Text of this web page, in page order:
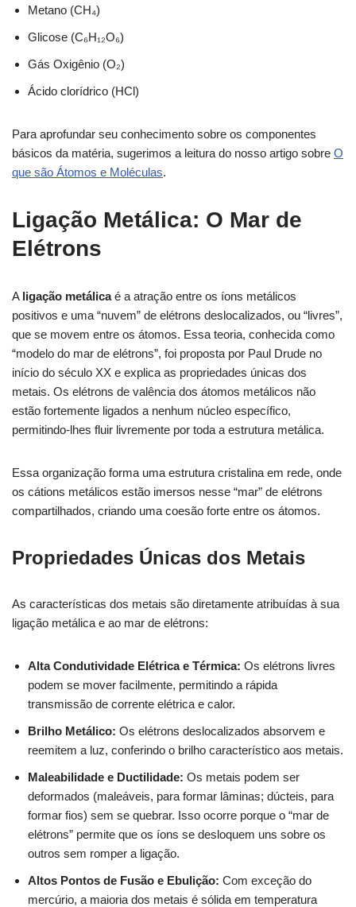
Metano (CH₄)
Glicose (C₆H₁₂O₆)
Gás Oxigênio (O₂)
Ácido clorídrico (HCl)
Para aprofundar seu conhecimento sobre os componentes
básicos da matéria, sugerimos a leitura do nosso artigo sobre O
que são Átomos e Moléculas.
Ligação Metálica: O Mar de
Elétrons
A ligação metálicaé a atração entre os íons metálicos
positivos e uma “nuvem” de elétrons deslocalizados, ou “livres”,
que se movem entre os átomos. Essa teoria, conhecida como
“modelo do mar de elétrons”, foi proposta por Paul Drude no
início do século XX e explica as propriedades únicas dos
metais. Os elétrons de valência dos átomos metálicos não
estão fortemente ligados a nenhum núcleo específico,
permitindo-lhes fluir livremente por toda a estrutura metálica.
Essa organização forma uma estrutura cristalina em rede, onde
os cátions metálicos estão imersos nesse “mar” de elétrons
compartilhados, criando uma coesão forte entre os átomos.
Propriedades Únicas dos Metais
As características dos metais são diretamente atribuídas à sua
ligação metálica e ao mar de elétrons:
Alta Condutividade Elétrica e Térmica: Os elétrons livres
podem se mover facilmente, permitindo a rápida
transmissão de corrente elétrica e calor.
Brilho Metálico: Os elétrons deslocalizados absorvem e
reemitem a luz, conferindo o brilho característico aos metais.
Maleabilidade e Ductilidade: Os metais podem ser
deformados (maleáveis, para formar lâminas; dúcteis, para
formar fios) sem se quebrar. Isso ocorre porque o “mar de
elétrons” permite que os íons se desloquem uns sobre os
outros sem romper a ligação.
Altos Pontos de Fusão e Ebulição: Com exceção do
mercúrio, a maioria dos metais é sólida em temperatura